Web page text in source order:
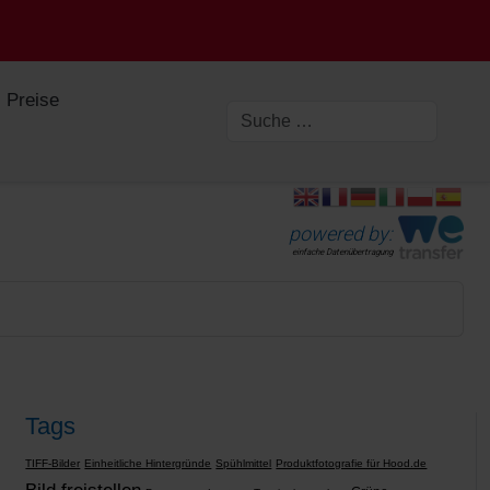
Preise
powered by:
einfache Datenübertragung
Tags
TIFF-Bilder Einheitliche Hintergründe Spühlmittel Produktfotografie für Hood.de